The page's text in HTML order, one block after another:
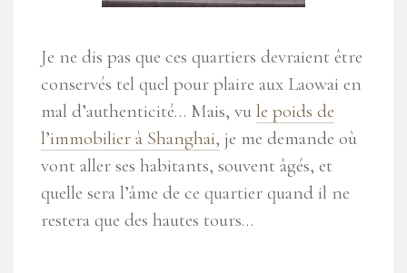
Je ne dis pas que ces quartiers devraient être
conservés tel quel pour plaire aux Laowai en
mal d’authenticité… Mais, vu le poids de
l’immobilier à Shanghai, je me demande où
vont aller ses habitants, souvent âgés, et
quelle sera l’âme de ce quartier quand il ne
restera que des hautes tours…